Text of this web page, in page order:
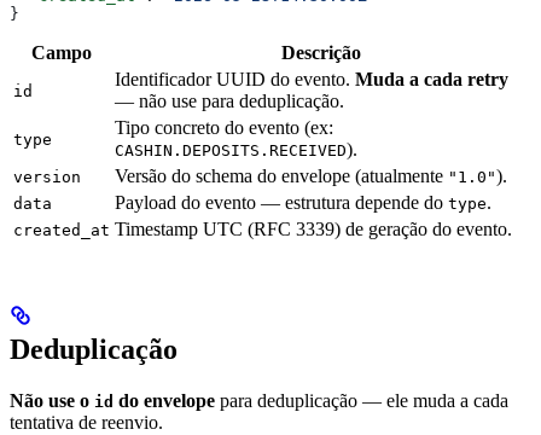
}
Campo Descrição
id
Identificador UUID do evento. Muda a cada retry
— não use para deduplicação.
type
Tipo concreto do evento (ex:
CASHIN.DEPOSITS.RECEIVED).
version Versão do schema do envelope (atualmente "1.0").
data Payload do evento — estrutura depende do type.
created_at Timestamp UTC (RFC 3339) de geração do evento.
Deduplicação
Não use o id do envelope para deduplicação — ele muda a cada
tentativa de reenvio.